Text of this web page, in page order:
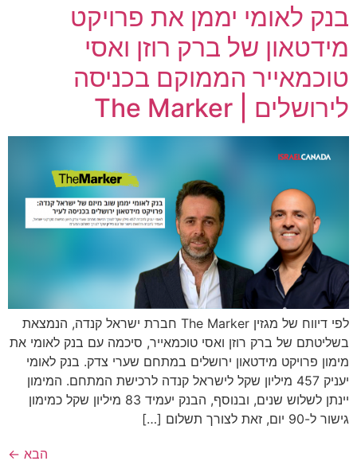
בנק לאומי יממן את פרויקט
מידטאון של ברק רוזן ואסי
טוכמאייר הממוקם בכניסה
לירושלים | The Marker
לפי דיווח של מגזין The Marker חברת ישראל קנדה, הנמצאת
בשליטתם של ברק רוזן ואסי טוכמאייר, סיכמה עם בנק לאומי את
מימון פרויקט מידטאון ירושלים במתחם שערי צדק. בנק לאומי
יעניק 457 מיליון שקל לישראל קנדה לרכישת המתחם. המימון
יינתן לשלוש שנים, ובנוסף, הבנק יעמיד 83 מיליון שקל כמימון
גישור ל-90 יום, זאת לצורך תשלום […]
הבא ←